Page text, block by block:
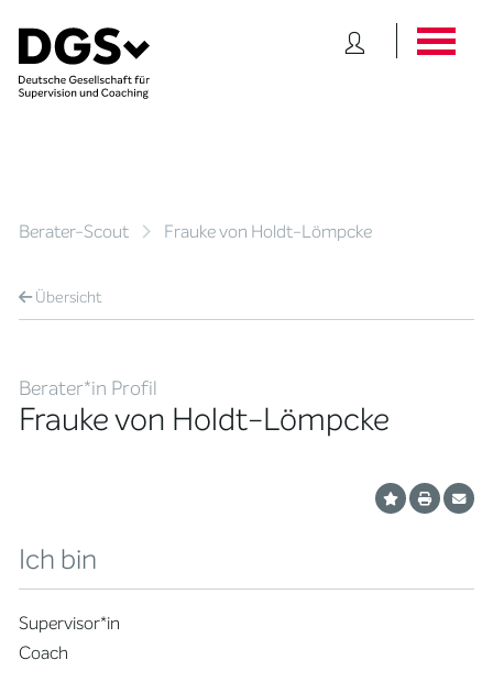
Berater-Scout Frauke von Holdt-Lömpcke
Übersicht
Berater*in Profil
Frauke von Holdt-Lömpcke
Ich bin
Supervisor*in
Coach